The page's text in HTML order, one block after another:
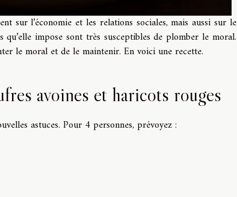
sur l’économie et les relations sociales, mais aussi sur le
impose sont très susceptibles de plomber le moral.
le moral et de le maintenir. En voici une recette.
avoines et haricots rouges
astuces. Pour 4 personnes, prévoyez :